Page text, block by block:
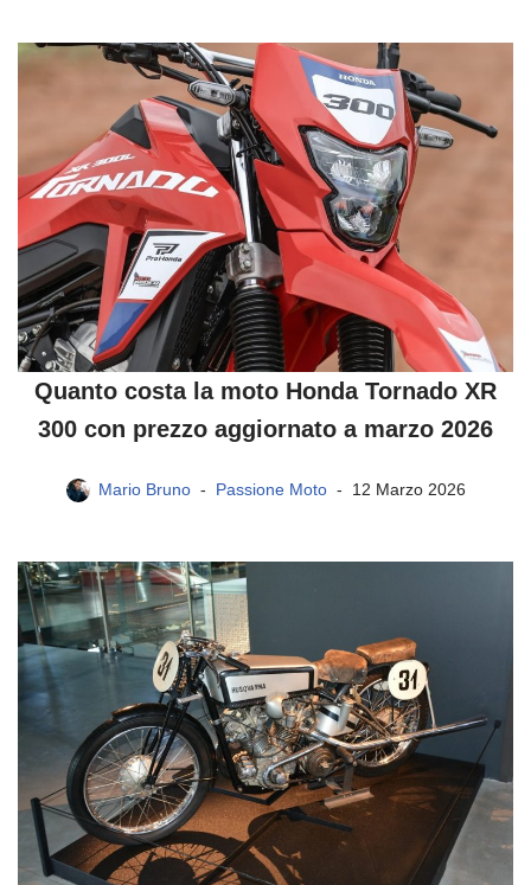
Quanto costa la moto Honda Tornado XR
300 con prezzo aggiornato a marzo 2026
Mario Bruno Passione Moto 12 Marzo 2026